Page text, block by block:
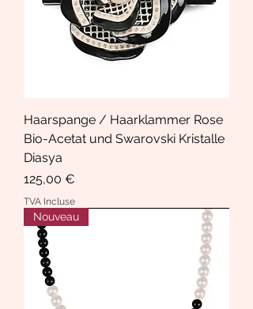
Haarspange / Haarklammer Rose
Bio-Acetat und Swarovski Kristalle
Diasya
Prix
125,00 €
TVA Incluse
Nouveau